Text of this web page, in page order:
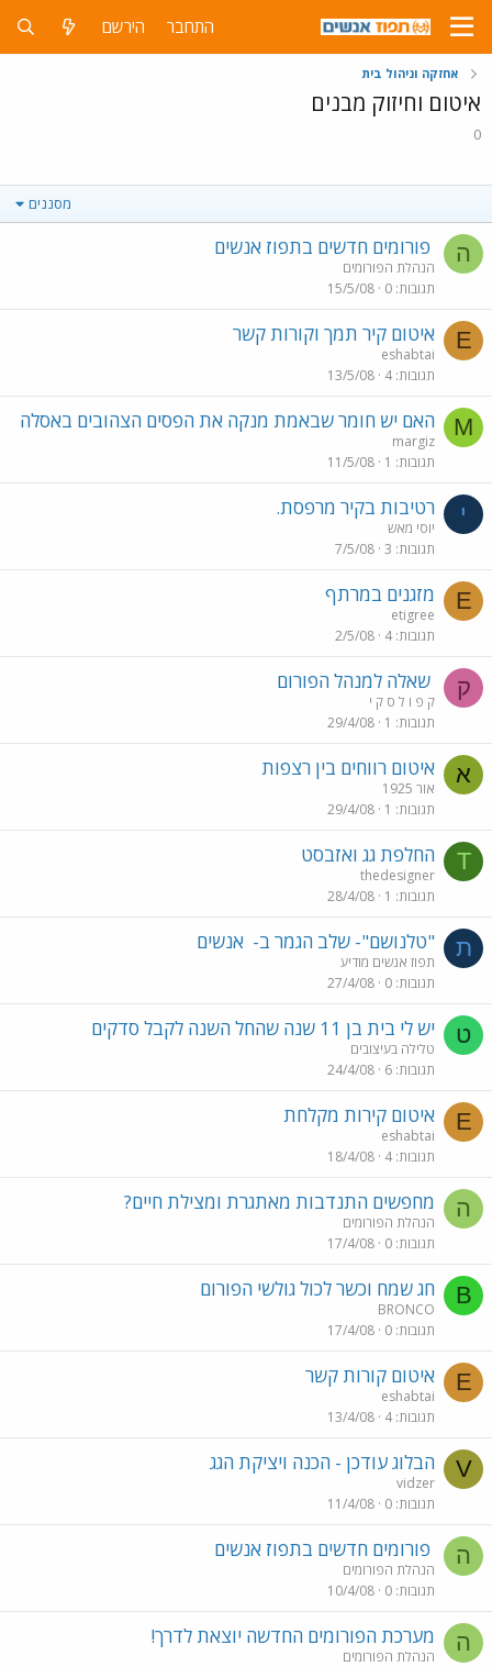
התחבר הירשם
אחזקה וניהול בית
איטום וחיזוק מבנים
0
מסננים
ה פורומים חדשים בתפוז אנשים
הנהלת הפורומים
תגובות 0
15/5/08
E איטום קיר תמך וקורות קשר
eshabtai
תגובות 4
13/5/08
M האם יש חומר שבאמת מנקה את הפסים הצהובים באסלה
margiz
תגובות 1
11/5/08
י רטיבות בקיר מרפסת.
יוסי מאש
תגובות 3
7/5/08
E מזגנים במרתף
etigree
תגובות 4
2/5/08
ק שאלה למנהל הפורום
ק פ ו ל ס ק י
תגובות 1
29/4/08
א איטום רווחים בין רצפות
אור 1925
תגובות 1
29/4/08
T החלפת גג ואזבסט
thedesigner
תגובות 1
28/4/08
ת "טלנושם"- שלב הגמר ב- אנשים
תפוז אנשים מודיע
תגובות 0
27/4/08
ט יש לי בית בן 11 שנה שהחל השנה לקבל סדקים
טלילה בעיצובים
תגובות 6
24/4/08
E איטום קירות מקלחת
eshabtai
תגובות 4
18/4/08
ה מחפשים התנדבות מאתגרת ומצילת חיים?
הנהלת הפורומים
תגובות 0
17/4/08
B חג שמח וכשר לכול גולשי הפורום
BRONCO
תגובות 0
17/4/08
E איטום קורות קשר
eshabtai
תגובות 4
13/4/08
V הבלוג עודכן - הכנה ויציקת הגג
vidzer
תגובות 0
11/4/08
ה פורומים חדשים בתפוז אנשים
הנהלת הפורומים
תגובות 0
10/4/08
ה מערכת הפורומים החדשה יוצאת לדרך!
הנהלת הפורומים